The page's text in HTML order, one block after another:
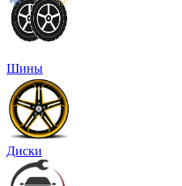
Шины
Диски